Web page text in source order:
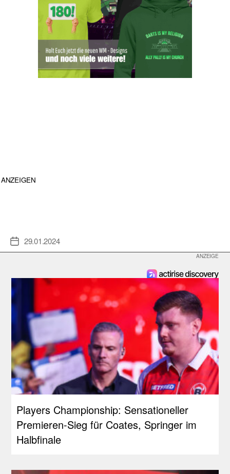
ANZEIGEN
Veröffentlichungsdatum
29.01.2024
Players Championship: Sensationeller
Premieren-Sieg für Coates, Springer im
Halbfinale